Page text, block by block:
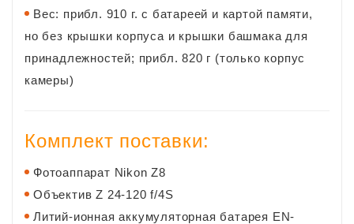
Вес: прибл. 910 г. с батареей и картой памяти,
но без крышки корпуса и крышки башмака для
принадлежностей; прибл. 820 г (только корпус
камеры)
Комплект поставки:
Фотоаппарат Nikon Z8
​Объектив Z 24-120 f/4S
Литий-ионная аккумуляторная батарея EN-